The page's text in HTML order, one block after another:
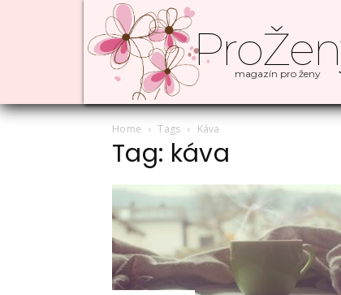
magazín pro ženy
Home Tags Káva
Tag: káva